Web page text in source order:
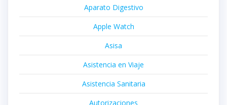
Aparato Digestivo
Apple Watch
Asisa
Asistencia en Viaje
Asistencia Sanitaria
Autorizaciones